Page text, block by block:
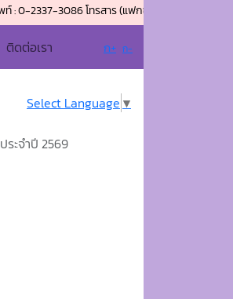
โทรสาร (แฟกซ์) : 0-2337-4014 อีเมล์ :
ติดต่อเรา ก+ ก-
Select Language ▼
ะจำปี 2569